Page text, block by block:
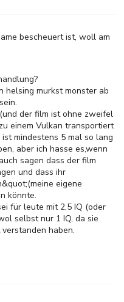
bescheuert ist, woll am
helsing murkst monster ab
der film ist ohne zweifel
einem Vulkan transportiert
mindestens 5 mal so lang
aber ich hasse es,wenn
sagen dass der film
und dass ihr
eigene
könnte.
für leute mit 2,5 IQ (oder
selbst nur 1 IQ, da sie
haben.